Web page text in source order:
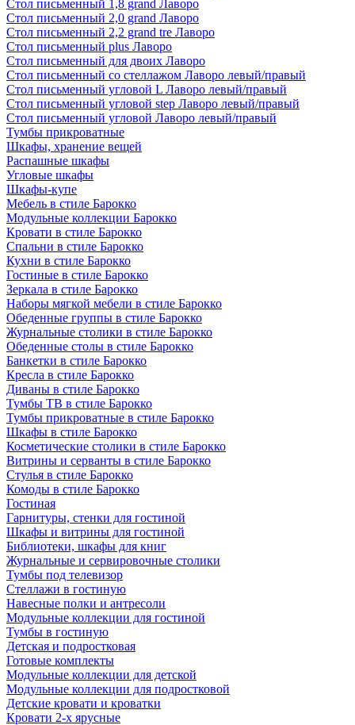
Стол письменный 1,8 grand Лаворо
Стол письменный 2,0 grand Лаворо
Стол письменный 2,2 grand tre Лаворо
Стол письменный plus Лаворо
Стол письменный для двоих Лаворо
Стол письменный со стеллажом Лаворо левый/правый
Стол письменный угловой L Лаворо левый/правый
Стол письменный угловой step Лаворо левый/правый
Стол письменный угловой Лаворо левый/правый
Тумбы прикроватные
Шкафы, хранение вещей
Распашные шкафы
Угловые шкафы
Шкафы-купе
Мебель в стиле Барокко
Модульные коллекции Барокко
Кровати в стиле Барокко
Спальни в стиле Барокко
Кухни в стиле Барокко
Гостиные в стиле Барокко
Зеркала в стиле Барокко
Наборы мягкой мебели в стиле Барокко
Обеденные группы в стиле Барокко
Журнальные столики в стиле Барокко
Обеденные столы в стиле Барокко
Банкетки в стиле Барокко
Кресла в стиле Барокко
Диваны в стиле Барокко
Тумбы ТВ в стиле Барокко
Тумбы прикроватные в стиле Барокко
Шкафы в стиле Барокко
Косметические столики в стиле Барокко
Витрины и серванты в стиле Барокко
Стулья в стиле Барокко
Комоды в стиле Барокко
Гостиная
Гарнитуры, стенки для гостиной
Шкафы и витрины для гостиной
Библиотеки, шкафы для книг
Журнальные и сервировочные столики
Тумбы под телевизор
Стеллажи в гостиную
Навесные полки и антресоли
Модульные коллекции для гостиной
Тумбы в гостиную
Детская и подростковая
Готовые комплекты
Модульные коллекции для детской
Модульные коллекции для подростковой
Детские кровати и кроватки
Кровати 2-х ярусные